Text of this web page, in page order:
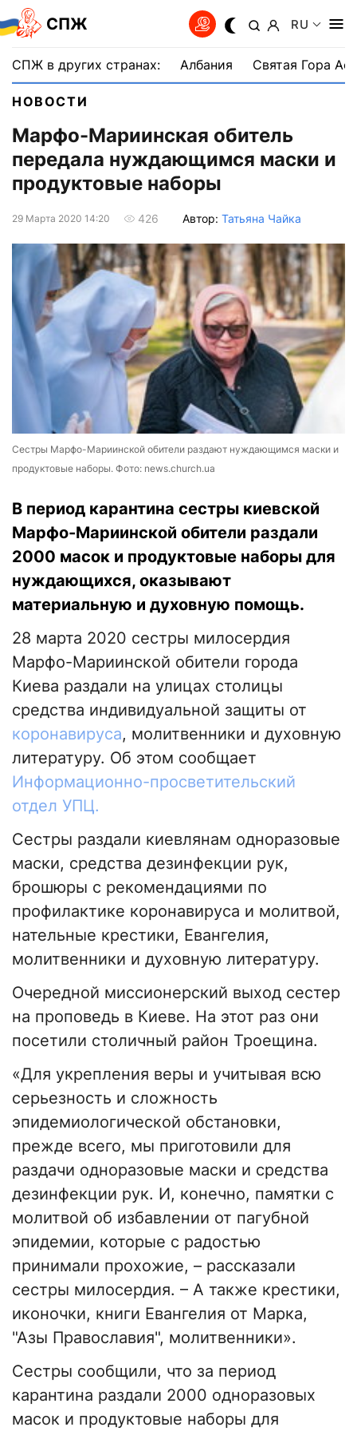
СПЖ RU
СПЖ в других странах: Албания Святая Гора
НОВОСТИ
Марфо-Мариинская обитель
передала нуждающимся маски и
продуктовые наборы
29 Марта 2020 14:20 426 Автор: Татьяна Чайка
Сестры Марфо-Мариинской обители раздают нуждающимся маски и
продуктовые наборы. Фото: news.church.ua
В период карантина сестры киевской
Марфо-Мариинской обители раздали
2000 масок и продуктовые наборы для
нуждающихся, оказывают
материальную и духовную помощь.
28 марта 2020 сестры милосердия
Марфо-Мариинской обители города
Киева раздали на улицах столицы
средства индивидуальной защиты от
коронавируса, молитвенники и духовную
литературу. Об этом сообщает
Информационно-просветительский
отдел УПЦ.
Сестры раздали киевлянам одноразовые
маски, средства дезинфекции рук,
брошюры с рекомендациями по
профилактике коронавируса и молитвой,
нательные крестики, Евангелия,
молитвенники и духовную литературу.
Очередной миссионерский выход сестер
на проповедь в Киеве. На этот раз они
посетили столичный район Троещина.
«Для укрепления веры и учитывая всю
серьезность и сложность
эпидемиологической обстановки,
прежде всего, мы приготовили для
раздачи одноразовые маски и средства
дезинфекции рук. И, конечно, памятки с
молитвой об избавлении от пагубной
эпидемии, которые с радостью
принимали прохожие, – рассказали
сестры милосердия. – А также крестики,
иконочки, книги Евангелия от Марка,
"Азы Православия", молитвенники».
Сестры сообщили, что за период
карантина раздали 2000 одноразовых
масок и продуктовые наборы для